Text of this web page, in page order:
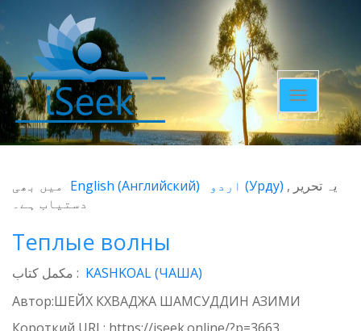
Toggle
navigation
یہ تحریر (Урду)
English (Английский)
میں بھی
دستیاب ہے۔
Теплые волны
مکمل کتاب : KASHKOAL (ЧАША)
Автор:ШЕЙХ КХВАДЖА ШАМСУДДИН АЗИМИ
Короткий URL: https://iseek.online/?p=3663